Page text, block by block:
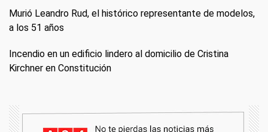
Murió Leandro Rud, el histórico representante de modelos,
a los 51 años
Incendio en un edificio lindero al domicilio de Cristina
Kirchner en Constitución